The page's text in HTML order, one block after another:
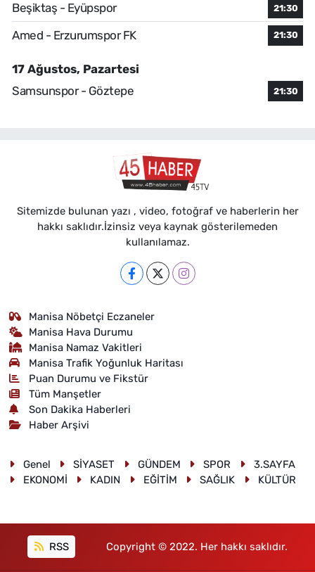
Beşiktaş - Eyüpspor 21:30
Amed - Erzurumspor FK 21:30
17 Ağustos, Pazartesi
Samsunspor - Göztepe
21:30
Sitemizde bulunan yazı , video, fotoğraf ve haberlerin her
hakkı saklıdır.İzinsiz veya kaynak gösterilemeden
kullanılamaz.
Manisa Nöbetçi Eczaneler
Manisa Hava Durumu
Manisa Namaz Vakitleri
Manisa Trafik Yoğunluk Haritası
Puan Durumu ve Fikstür
Tüm Manşetler
Son Dakika Haberleri
Haber Arşivi
Genel SİYASET GÜNDEM SPOR
3.SAYFA
EKONOMİ
KADIN EĞİTİM SAĞLIK KÜLTÜR
RSS Copyright © 2022. Her hakkı saklıdır.